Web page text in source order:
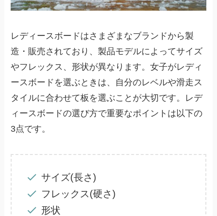
レディースボードはさまざまなブランドから製
造・販売されており、製品モデルによってサイズ
やフレックス、形状が異なります。女子がレディ
ースボードを選ぶときは、自分のレベルや滑走ス
タイルに合わせて板を選ぶことが大切です。レデ
ィースボードの選び方で重要なポイントは以下の
3点です。
サイズ(長さ)
フレックス(硬さ)
形状